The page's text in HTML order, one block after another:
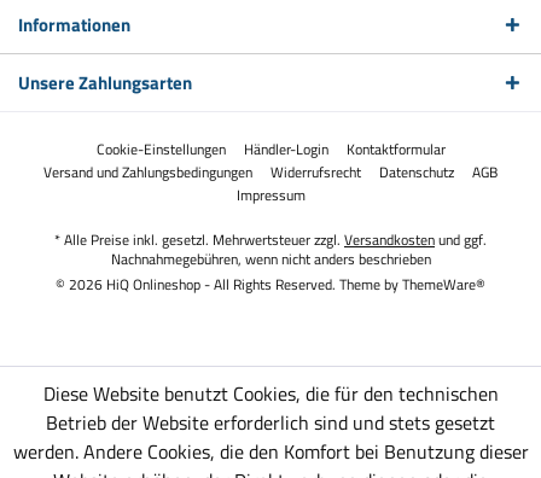
Informationen
Unsere Zahlungsarten
Cookie-Einstellungen Händler-Login
Kontaktformular
Versand und Zahlungsbedingungen
Widerrufsrecht Datenschutz
AGB
Impressum
* Alle Preise inkl. gesetzl. Mehrwertsteuer zzgl. Versandkostenund ggf.
Nachnahmegebühren, wenn nicht anders beschrieben
© 2026 HiQ Onlineshop - All Rights Reserved. Theme byThemeWare®
Diese Website benutzt Cookies, die für den technischen
Betrieb der Website erforderlich sind und stets gesetzt
werden. Andere Cookies, die den Komfort bei Benutzung dieser